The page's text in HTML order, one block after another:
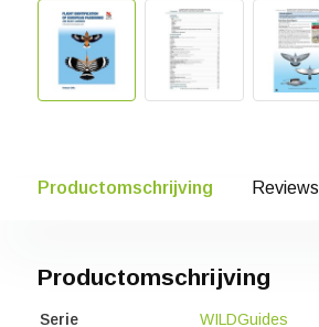
Productomschrijving Reviews
Productomschrijving
Serie
WILDGuides